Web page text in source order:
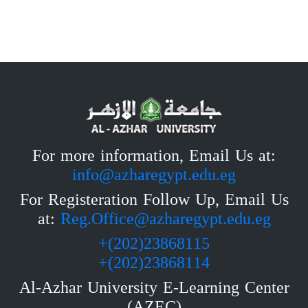
For more information, Email Us at:
info@azharegypt.edu.eg
For Registeration Follow Up, Email Us
at: Reg.Office@azharegypt.edu.eg
23868115(202)+
23868114(202)+
Al-Azhar University E-Learning Center